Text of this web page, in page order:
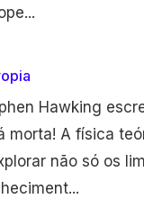
Hawking
morta! A física
não só os